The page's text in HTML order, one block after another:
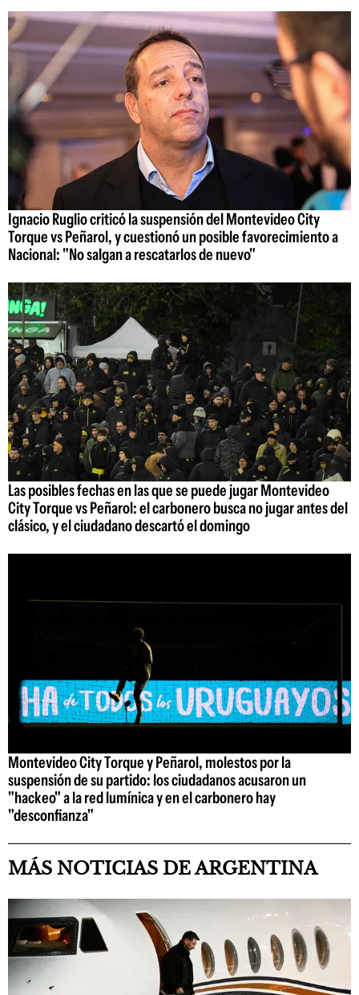
Ignacio Ruglio criticó la suspensión del Montevideo City
Torque vs Peñarol, y cuestionó un posible favorecimiento a
Nacional: "No salgan a rescatarlos de nuevo"
Las posibles fechas en las que se puede jugar Montevideo
City Torque vs Peñarol: el carbonero busca no jugar antes del
clásico, y el ciudadano descartó el domingo
Montevideo City Torque y Peñarol, molestos por la
suspensión de su partido: los ciudadanos acusaron un
"hackeo" a la red lumínica y en el carbonero hay
"desconfianza"
MÁS NOTICIAS DE ARGENTINA